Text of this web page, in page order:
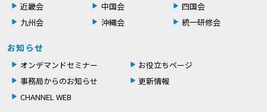
近畿会
中国会
四国会
九州会
沖縄会 統一研修会
お知らせ
オンデマンドセミナー
お役立ちページ
事務局からのお知らせ
更新情報
CHANNEL WEB